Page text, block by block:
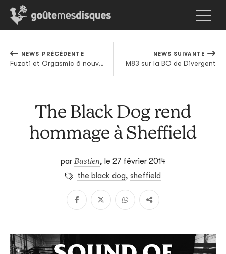
NEWS PRÉCÉDENTE
Fuzati et Orgasmic à nouveau réunis sur un projet
NEWS SUIVANTE
M83 sur la BO de Divergent
The Black Dog rend
hommage à Sheffield
parBastien, le 27 février 2014
the black dog, sheffield